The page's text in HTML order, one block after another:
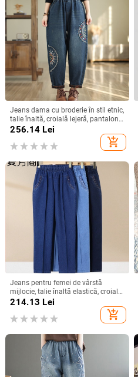
Jeans dama cu broderie în stil etnic,
talie înaltă, croială lejeră, pantaloni
harem, mărime plus
256.14 Lei
add_shopping_cart
Jeans pentru femei de vârstă
mijlocie, talie înaltă elastică, croială
dreaptă, lungime ¾, largi,
214.13 Lei
add_shopping_cart